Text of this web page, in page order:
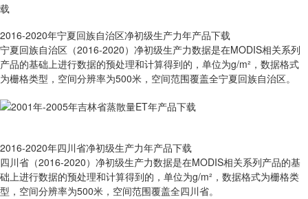
2016-2020年宁夏回族自治区净初级生产力年产品下载
宁夏回族自治区（2016-2020）净初级生产力数据是在MODIS相关系列
产品的基础上进行数据的预处理和计算得到的，单位为g/m²，数据格式
为栅格类型，空间分辨率为500米，空间范围覆盖全宁夏回族自治区。
2016-2020年四川省净初级生产力年产品下载
四川省（2016-2020）净初级生产力数据是在MODIS相关系列产品的基
础上进行数据的预处理和计算得到的，单位为g/m²，数据格式为栅格类
型，空间分辨率为500米，空间范围覆盖全四川省。